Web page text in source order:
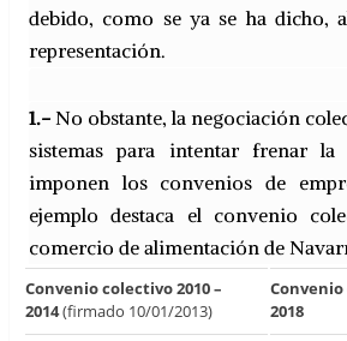
debido, como se ya se ha dicho,
representación.
1.-No obstante, la negociación
sistemas para intentar frenar la
imponen los convenios de
ejemplo destaca el convenio
comercio de alimentación de
Convenio colectivo 2010 –
2014(firmado 10/01/2013)
Convenio
2018